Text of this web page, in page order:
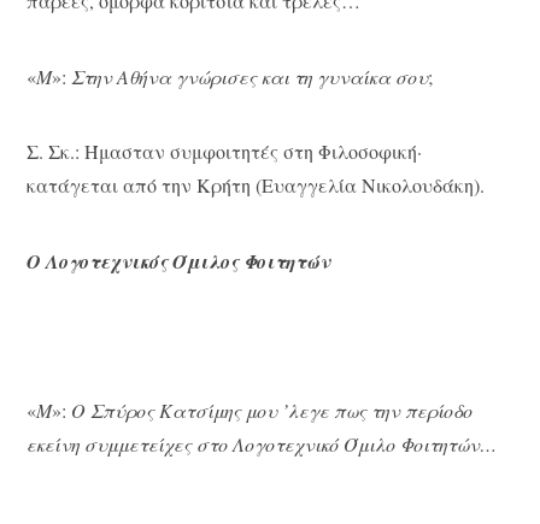
«Μ»: Στην Αθήνα γνώρισες και τη γυναίκα σου;
Σ. Σκ.: Ήμασταν συμφοιτητές στη Φιλοσοφική·
κατάγεται από την Κρήτη (Ευαγγελία Νικολουδάκη).
Ο Λογοτεχνικός Όμιλος Φοιτητών
«Μ»: Ο Σπύρος Κατσίμης μου ’λεγε πως την περίοδο
εκείνη συμμετείχες στο Λογοτεχνικό Όμιλο Φοιτητών…